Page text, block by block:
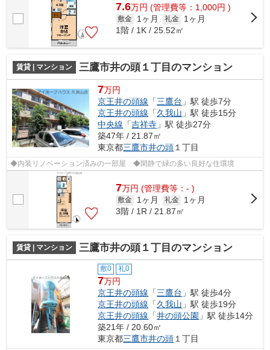
7.6万円 (管理費等：1,000円 )
敷金 1ヶ月 礼金
1ヶ月
1階 / 1K / 25.52㎡
賃貸 | マンション 三鷹市井の頭１丁目のマンション
7万円
京王井の頭線 「三鷹台 」駅 徒歩7分
京王井の頭線 「久我山 」駅 徒歩15分
中央線 「吉祥寺 」駅 徒歩27分
築47年 / 21.87㎡
東京都三鷹市井の頭 １丁目
◆内装リノベーション済みの一部屋 ◆閑静で緑の多い良好な住環境
7万円 (管理費等：- )
敷金 1ヶ月 礼金
1ヶ月
3階 / 1R / 21.87㎡
賃貸 | マンション 三鷹市井の頭１丁目のマンション
敷0 礼0
7万円
京王井の頭線 「三鷹台 」駅 徒歩4分
京王井の頭線 「久我山 」駅 徒歩19分
京王井の頭線 「井の頭公園 」駅 徒歩14分
築21年 / 20.60㎡
東京都三鷹市井の頭１丁目